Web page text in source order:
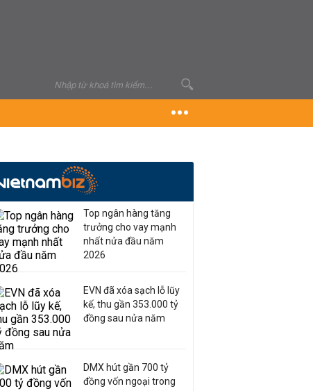
Top ngân hàng tăng
trưởng cho vay mạnh
nhất nửa đầu năm
2026
EVN đã xóa sạch lỗ lũy
kế, thu gần 353.000 tỷ
đồng sau nửa năm
DMX hút gần 700 tỷ
đồng vốn ngoại trong